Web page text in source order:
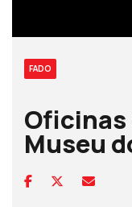
FADO
Oficinas
Museu